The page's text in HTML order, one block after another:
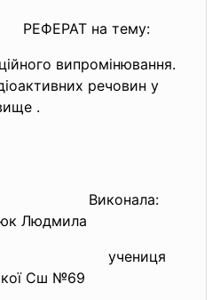
на тему:
випромінювання.
речовин у
.
Виконала:
Людмила
Сш №69